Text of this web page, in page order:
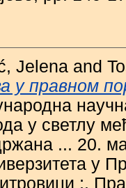
Jelena and
у правном
у светлу
... 20.
у
;.